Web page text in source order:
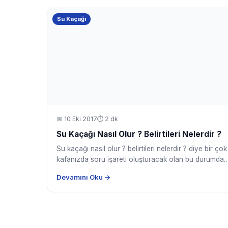
Su Kaçağı
📅 10 Eki 2017⏱ 2 dk
Su Kaçağı Nasıl Olur ? Belirtileri Nelerdir ?
Su kaçağı nasıl olur ? belirtileri nelerdir ? diye bir çok
kafanızda soru işareti oluşturacak olan bu
Devamını Oku →